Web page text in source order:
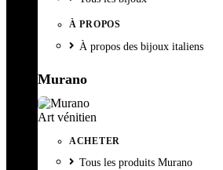
À PROPOS
À propos des bijoux italiens
Murano
Art vénitien
ACHETER
Tous les produits Murano